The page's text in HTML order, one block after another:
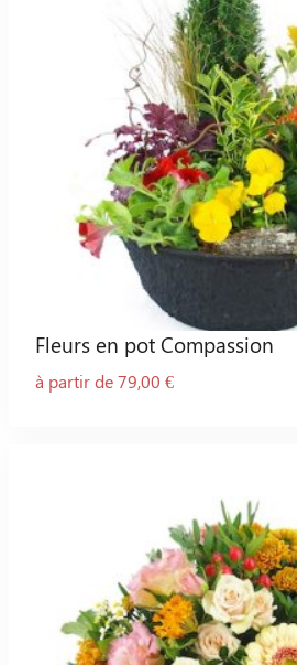
Fleurs en pot Compassion
à partir de 79,00 €